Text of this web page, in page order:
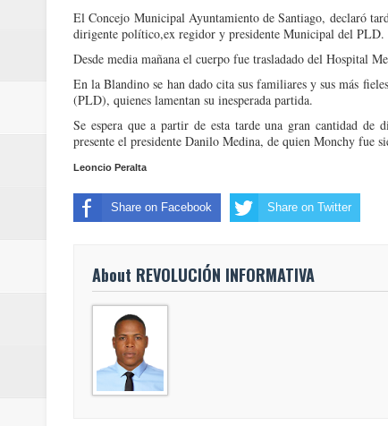
Dirección Provincial de Salud
Tribunal ordena continuar
Más de 12,200 millones de
Tres meses de prisión para
Danilo da por seguro triunfo
El Concejo Municipal Ayuntamiento de Santiago, declaró
dirigente político,ex regidor y presidente Municipal del PLD.
Desde media mañana el cuerpo fue trasladado del Hospital
En la Blandino se han dado cita sus familiares y sus más
(PLD), quienes lamentan su inesperada partida.
Se espera que a partir de esta tarde una gran cantidad
presente el presidente Danilo Medina, de quien Monchy fue
Leoncio Peralta
Share on Facebook Share on Twitter
About REVOLUCIÓN INFORMATIVA